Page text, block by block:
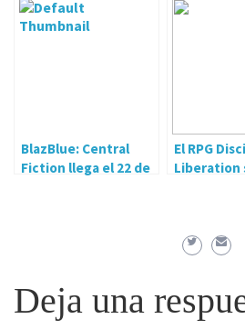
BlazBlue: Central
Fiction llega el 22 de
El RPG
Liberation
Deja una